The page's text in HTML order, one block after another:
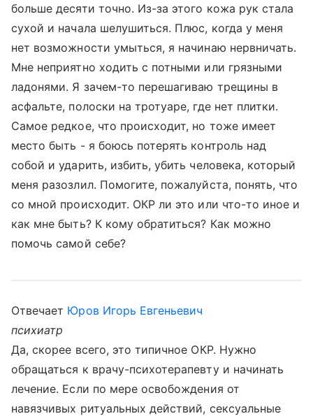
больше десяти точно. Из-за этого кожа рук стала
сухой и начала шелушиться. Плюс, когда у меня
нет возможности умыться, я начинаю нервничать.
Мне неприятно ходить с потными или грязными
ладонями. Я зачем-то перешагиваю трещины в
асфальте, полоски на тротуаре, где нет плитки.
Самое редкое, что происходит, но тоже имеет
место быть - я боюсь потерять контроль над
собой и ударить, избить, убить человека, который
меня разозлил. Помогите, пожалуйста, понять, что
со мной происходит. ОКР ли это или что-то иное и
как мне быть? К кому обратиться? Как можно
помочь самой себе?
Отвечает Юров Игорь Евгеньевич
психиатр
Да, скорее всего, это типичное ОКР. Нужно
обращаться к врачу-психотерапевту и начинать
лечение. Если по мере освобождения от
навязчивых ритуальных действий, сексуальные